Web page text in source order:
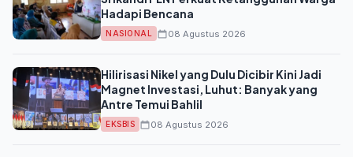
Hadapi Bencana
NASIONAL 08 Agustus 2026
Hilirisasi Nikel yang Dulu Dicibir Kini Jadi
Magnet Investasi, Luhut: Banyak yang
Antre Temui Bahlil
EKSBIS 08 Agustus 2026